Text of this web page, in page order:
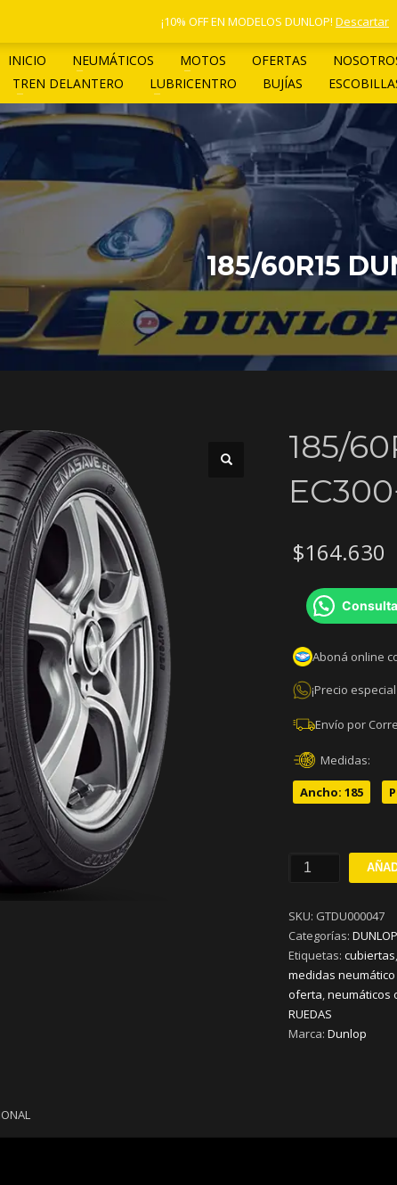
INICIO NEUMÁTICOS MOTOS OFERTAS
TREN DELANTERO
LUBRICENTRO BUJÍAS
185/60R15
185/
$164.630
Aboná online
¡Precio
Envío por
Medidas:
Ancho: 185
185/60R15
EC300+
H84
cantidad
SKU: GTDU000047
Categorías: DUNLOP
Etiquetas: cubiertas,
medidas neumático
oferta,neumáticos
RUEDAS
Marca: Dunlop
¡10% OFF EN MODELOS DUNLOP! Descartar